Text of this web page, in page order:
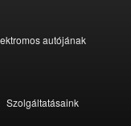
autójának
Szolgáltatásaink